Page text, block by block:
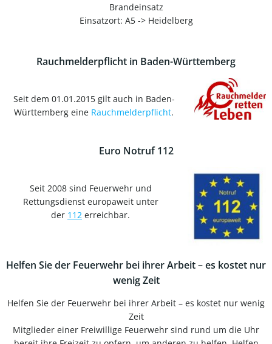
Brandeinsatz
Einsatzort: A5 -> Heidelberg
Rauchmelderpflicht in Baden-Württemberg
Seit dem 01.01.2015 gilt auch in Baden-
Württemberg eine Rauchmelderpflicht.
Euro Notruf 112
Seit 2008 sind Feuerwehr und
Rettungsdienst europaweit unter
der 112 erreichbar.
Helfen Sie der Feuerwehr bei ihrer Arbeit – es kostet nur
wenig Zeit
Helfen Sie der Feuerwehr bei ihrer Arbeit – es kostet nur wenig
Zeit
Mitglieder einer Freiwillige Feuerwehr sind rund um die Uhr